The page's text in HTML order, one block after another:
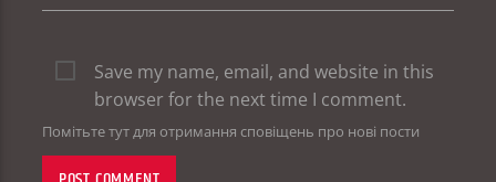
Save my name, email, and website in this
browser for the next time I comment.
Помітьте тут для отримання сповіщень про нові пости